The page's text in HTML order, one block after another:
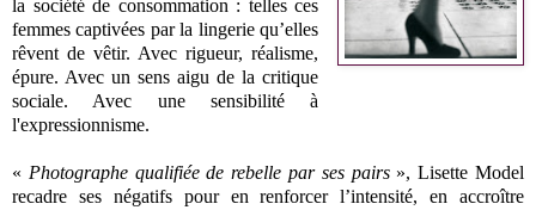
la société de consommation : telles ces
femmes captivées par la lingerie qu’elles
rêvent de vêtir. Avec rigueur, réalisme,
épure. Avec un sens aigu de la critique
sociale. Avec une sensibilité à
l'expressionnisme.
« Photographe qualifiée de rebelle par ses pairs», Lisette Model
recadre ses négatifs pour en renforcer l’intensité, en accroître